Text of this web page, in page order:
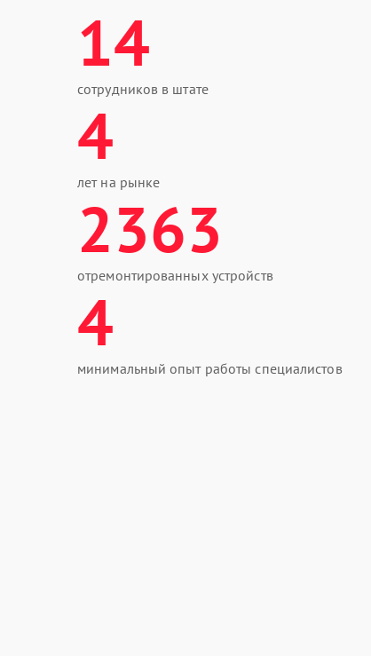
14
сотрудников в штате
4
лет на рынке
2363
отремонтированных устройств
4
минимальный опыт работы специалистов